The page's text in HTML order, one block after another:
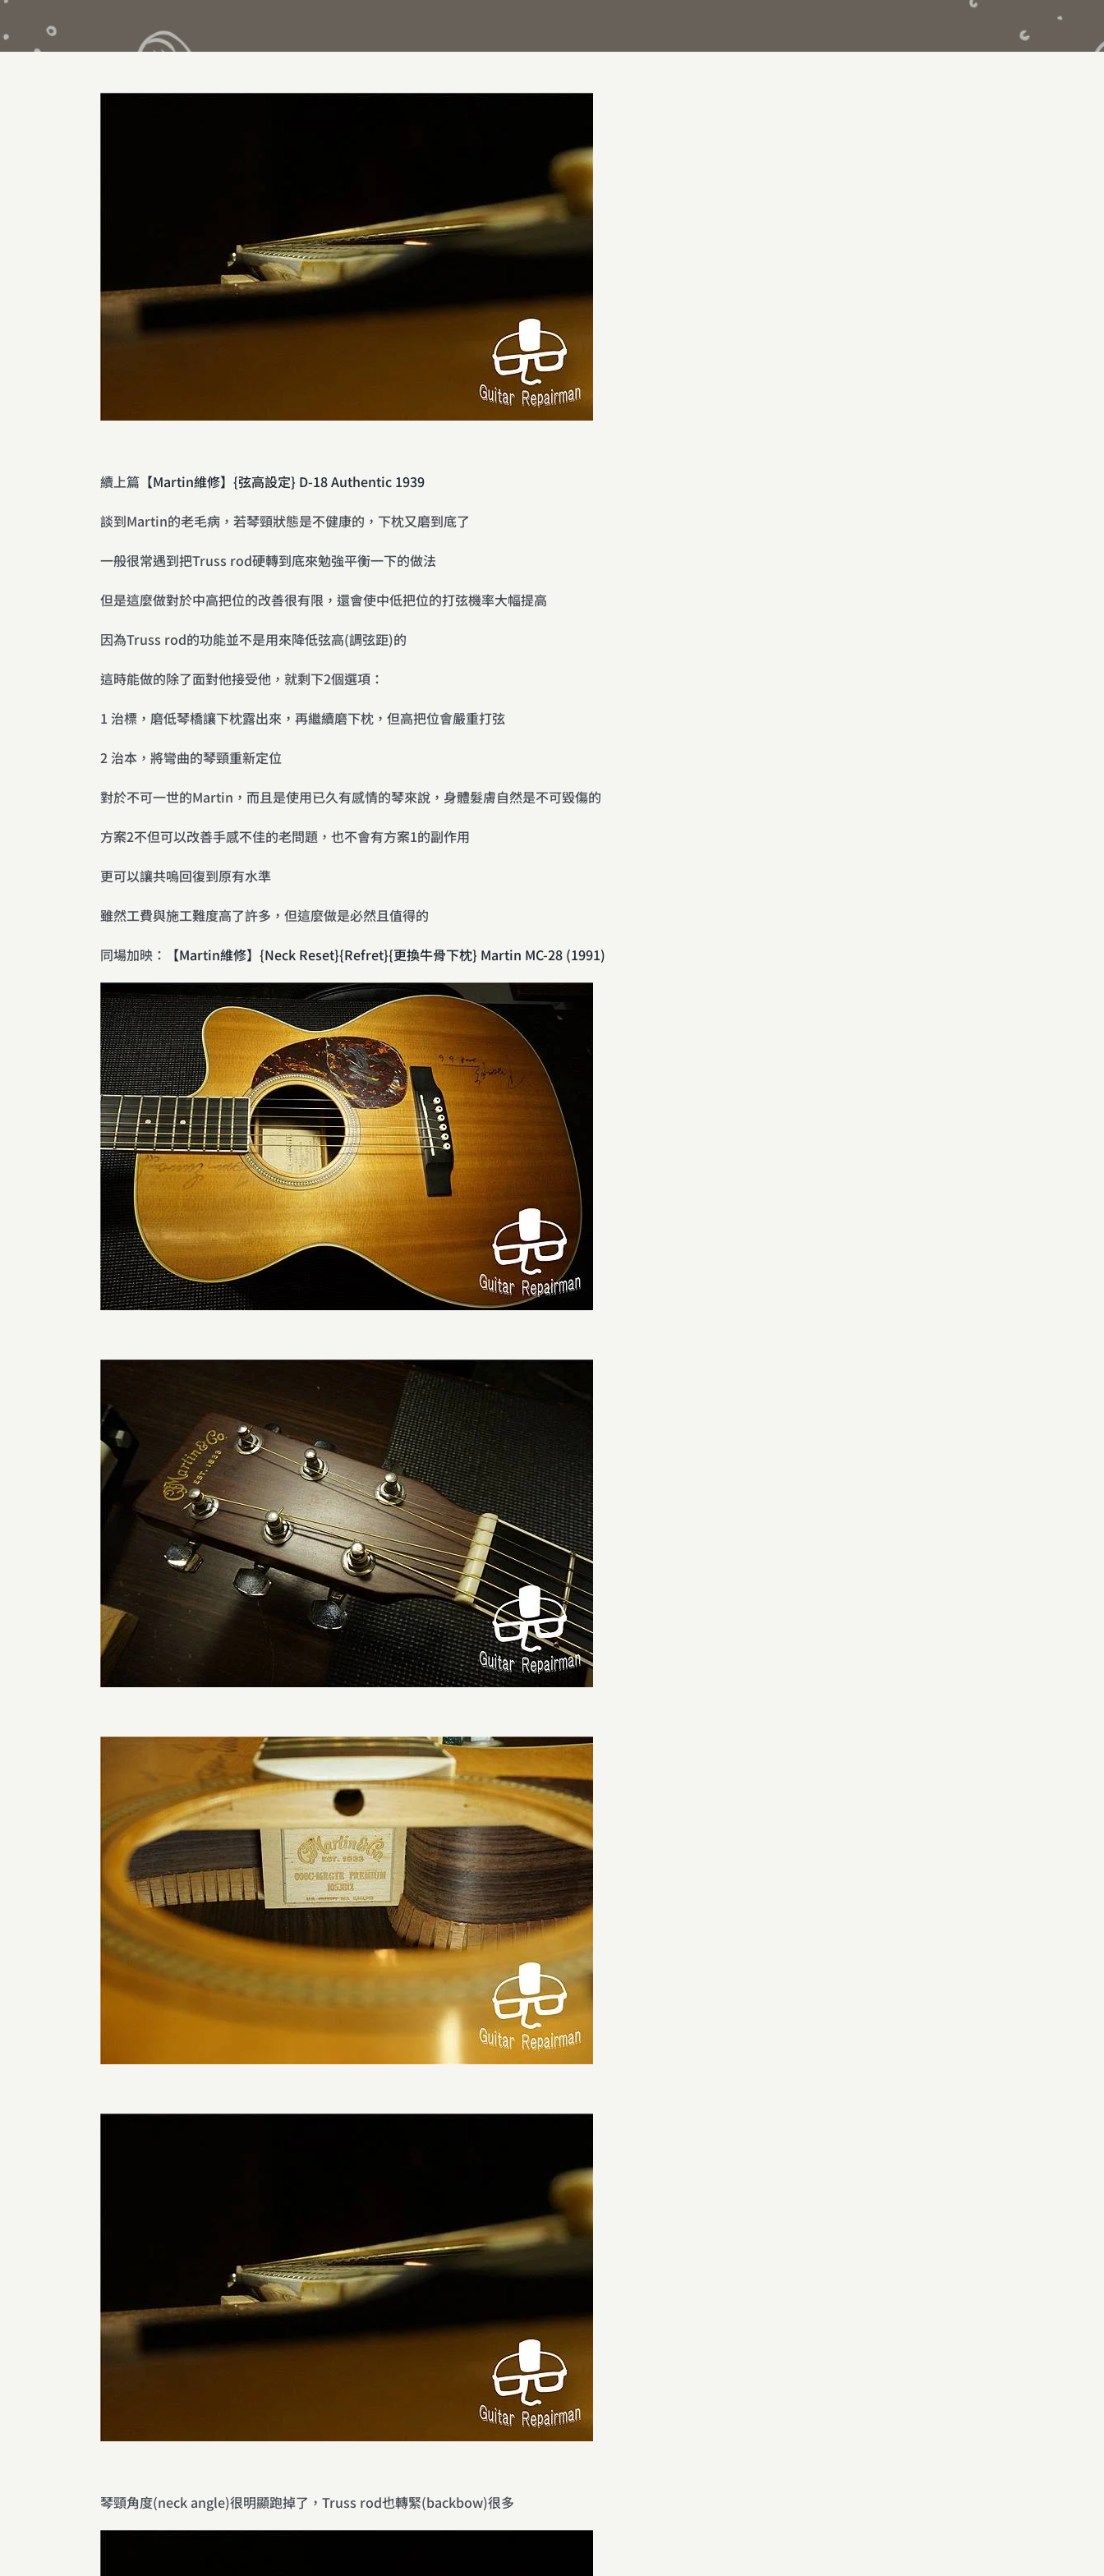
續上篇 【Martin維修】{弦高設定} D-18 Authentic 1939
談到Martin的老毛病，若琴頸狀態是不健康的，下枕又磨到底了
一般很常遇到把Truss rod硬轉到底來勉強平衡一下的做法
但是這麼做對於中高把位的改善很有限，還會使中低把位的打弦機率大幅提高
因為Truss rod的功能並不是用來降低弦高(調弦距)的
這時能做的除了面對他接受他，就剩下2個選項：
1 治標，磨低琴橋讓下枕露出來，再繼續磨下枕，但高把位會嚴重打弦
2 治本，將彎曲的琴頸重新定位
對於不可一世的Martin，而且是使用已久有感情的琴來說，身體髮膚自然是不可毀傷的
方案2不但可以改善手感不佳的老問題，也不會有方案1的副作用
更可以讓共嗚回復到原有水準
雖然工費與施工難度高了許多，但這麼做是必然且值得的
同場加映：
【Martin維修】{Neck Reset}{Refret}{更換牛骨下枕} Martin MC-28 (1991)
琴頸角度(neck angle)很明顯跑掉了，Truss rod也轉緊(backbow)很多